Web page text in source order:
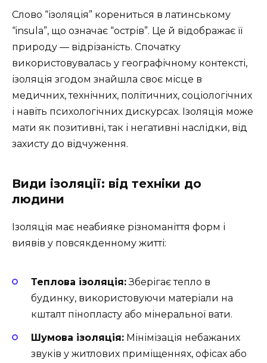
Слово “ізоляція” корениться в латинському
“insula”, що означає “острів”. Це й відображає її
природу — відрізаність. Спочатку
використовувалась у географічному контексті,
ізоляція згодом знайшла своє місце в
медичних, технічних, політичних, соціологічних
і навіть психологічних дискурсах. Ізоляція може
мати як позитивні, так і негативні наслідки, від
захисту до відчуження.
Види ізоляції: від техніки до
людини
Ізоляція має неабияке різноманіття форм і
виявів у повсякденному житті:
Теплова ізоляція:Зберігає тепло в
будинку, використовуючи матеріали на
кшталт пінопласту або мінеральної вати.
Шумова ізоляція: Мінімізація небажаних
звуків у житлових приміщеннях, офісах або